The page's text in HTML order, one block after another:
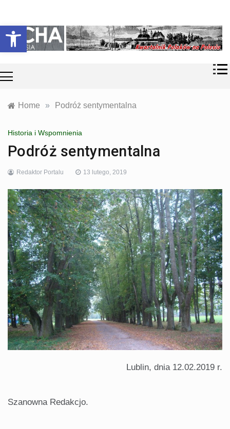
Otwórz pasek narzędzi
content
Echa
Polesia
współczesność
Polaków na
Polesiu.
Home » Podróż sentymentalna
Historia i Wspomnienia
Podróż sentymentalna
Redaktor Portalu 13 lutego, 2019
Lublin, dnia 12.02.2019 r.
Szanowna Redakcjo.